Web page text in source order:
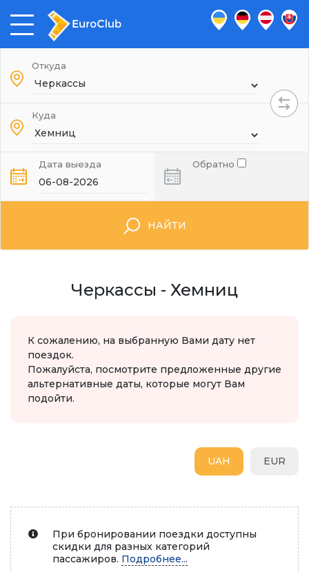
Откуда
Куда
Дата выезда Обратно
НАЙТИ
Черкассы - Хемниц
К сожалению, на выбранную Вами дату нет
поездок.
Пожалуйста, посмотрите предложенные другие
альтернативные даты, которые могут Вам
подойти.
EUR
UAH
При бронировании поездки доступны
скидки для разных категорий
пассажиров. Подробнее...